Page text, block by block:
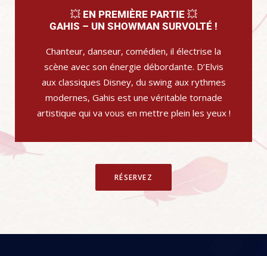
💥 EN PREMIÈRE PARTIE 💥
GAHIS – UN SHOWMAN SURVOLTÉ !
Chanteur, danseur, comédien, il électrise la
scène avec son énergie débordante. D’Elvis
aux classiques Disney, du swing aux rythmes
modernes, Gahis est une véritable tornade
artistique qui va vous en mettre plein les yeux !
RÉSERVEZ